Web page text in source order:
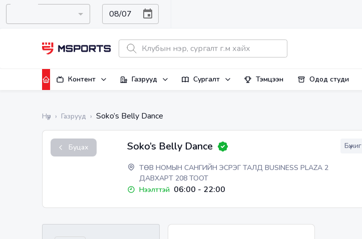
Контент Газрууд Сургалт Тэмцээн Одод студи
Нүүр › Газрууд › Soko’s Belly Dance
Буцах Soko’s Belly Dance
ТӨВ НОМЫН САНГИЙН ЭСРЭГ ТАЛД BUSINESS PLAZA 2
ДАВХАРТ 208 ТООТ
Нээлттэй 06:00 - 22:00
Бүжиг